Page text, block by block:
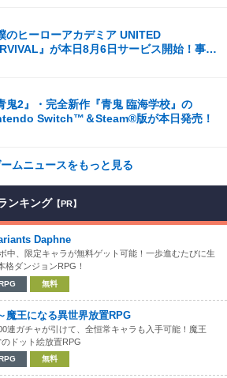
のヒーローアカデミア UNITED
』が本日8月6日サービス開始！事前
鬼2』・完全新作『青鬼 臨海学校』の
Switch™＆Steam®版が本日発売！
ムニュースをもっと見る
ンキング 【PR】
Daphne
中、限定キャラが無料ゲット可能！一歩進むたびに生
格ダンジョンRPG！
無料
魔王になる異世界放置RPG
連ガチャが引けて、全恒常キャラも入手可能！魔王
ドット絵放置RPG
無料